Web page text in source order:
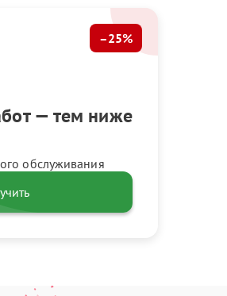
— тем ниже
обслуживания
–25%